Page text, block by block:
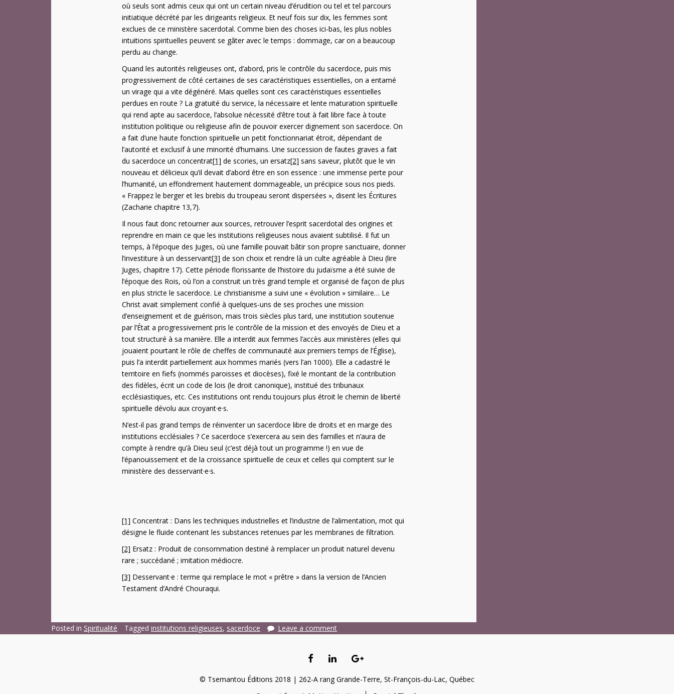
où seuls sont admis ceux qui ont un certain niveau d’érudition ou tel et tel parcours
initiatique décrété par les dirigeants religieux. Et neuf fois sur dix, les femmes sont
exclues de ce ministère sacerdotal. Comme bien des choses ici-bas, les plus nobles
intuitions spirituelles peuvent se gâter avec le temps : dommage, car on a beaucoup
perdu au change.
Quand les autorités religieuses ont, d’abord, pris le contrôle du sacerdoce, puis mis
progressivement de côté certaines de ses caractéristiques essentielles, on a entamé
un virage qui a vite dégénéré. Mais quelles sont ces caractéristiques essentielles
perdues en route ? La gratuité du service, la nécessaire et lente maturation spirituelle
qui rend apte au sacerdoce, l’absolue nécessité d’être tout à fait libre face à toute
institution politique ou religieuse afin de pouvoir exercer dignement son sacerdoce. On
a fait d’une haute fonction spirituelle un petit fonctionnariat étroit, dépendant de
l’autorité et exclusif à une minorité d’humains. Une succession de fautes graves a fait
du sacerdoce un concentrat[1] de scories, un ersatz[2] sans saveur, plutôt que le vin
nouveau et délicieux qu’il devait d’abord être en son essence : une immense perte pour
l’humanité, un effondrement hautement dommageable, un précipice sous nos pieds.
« Frappez le berger et les brebis du troupeau seront dispersées », disent les Écritures
(Zacharie chapitre 13,7).
Il nous faut donc retourner aux sources, retrouver l’esprit sacerdotal des origines et
reprendre en main ce que les institutions religieuses nous avaient subtilisé. Il fut un
temps, à l’époque des Juges, où une famille pouvait bâtir son propre sanctuaire, donner
l’investiture à un desservant[3] de son choix et rendre là un culte agréable à Dieu (lire
Juges, chapitre 17). Cette période florissante de l’histoire du judaïsme a été suivie de
l’époque des Rois, où l’on a construit un très grand temple et organisé de façon de plus
en plus stricte le sacerdoce. Le christianisme a suivi une « évolution » similaire… Le
Christ avait simplement confié à quelques-uns de ses proches une mission
d’enseignement et de guérison, mais trois siècles plus tard, une institution soutenue
par l’État a progressivement pris le contrôle de la mission et des envoyés de Dieu et a
tout structuré à sa manière. Elle a interdit aux femmes l’accès aux ministères (elles qui
jouaient pourtant le rôle de cheffes de communauté aux premiers temps de l’Église),
puis l’a interdit partiellement aux hommes mariés (vers l’an 1000). Elle a cadastré le
territoire en fiefs (nommés paroisses et diocèses), fixé le montant de la contribution
des fidèles, écrit un code de lois (le droit canonique), institué des tribunaux
ecclésiastiques, etc. Ces institutions ont rendu toujours plus étroit le chemin de liberté
spirituelle dévolu aux croyant·e·s.
N’est-il pas grand temps de réinventer un sacerdoce libre de droits et en marge des
institutions ecclésiales ? Ce sacerdoce s’exercera au sein des familles et n’aura de
compte à rendre qu’à Dieu seul (c’est déjà tout un programme !) en vue de
l’épanouissement et de la croissance spirituelle de ceux et celles qui comptent sur le
ministère des desservant·e·s.
[1] Concentrat : Dans les techniques industrielles et l’industrie de l’alimentation, mot qui
désigne le fluide contenant les substances retenues par les membranes de filtration.
[2] Ersatz : Produit de consommation destiné à remplacer un produit naturel devenu
rare ; succédané ; imitation médiocre.
[3] Desservant·e : terme qui remplace le mot « prêtre » dans la version de l’Ancien
Testament d’André Chouraqui.
Posted in Spiritualité Tagged institutions religieuses, sacerdoce Leave a comment
FACEBOOKLINKEDINGOOGLE+
© Tsemantou Éditions 2018 | 262-A rang Grande-Terre, St-François-du-Lac, Québec